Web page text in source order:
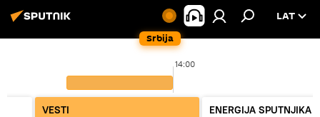
Srbija
LAT
14:00
VESTI
ENERGIJA SPUTNJIKA